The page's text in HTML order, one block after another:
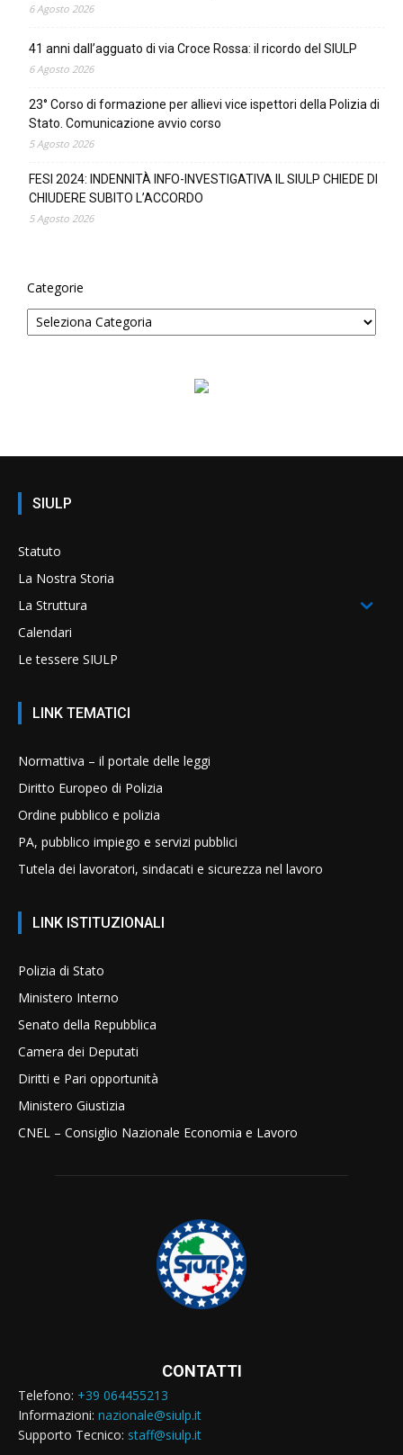
6 Agosto 2026
41 anni dall’agguato di via Croce Rossa: il ricordo del SIULP
6 Agosto 2026
23° Corso di formazione per allievi vice ispettori della Polizia di
Stato. Comunicazione avvio corso
5 Agosto 2026
FESI 2024: INDENNITÀ INFO-INVESTIGATIVA IL SIULP CHIEDE DI
CHIUDERE SUBITO L’ACCORDO
5 Agosto 2026
Categorie
SIULP
Statuto
La Nostra Storia
La Struttura
Calendari
Le tessere SIULP
LINK TEMATICI
Normattiva – il portale delle leggi
Diritto Europeo di Polizia
Ordine pubblico e polizia
PA, pubblico impiego e servizi pubblici
Tutela dei lavoratori, sindacati e sicurezza nel lavoro
LINK ISTITUZIONALI
Polizia di Stato
Ministero Interno
Senato della Repubblica
Camera dei Deputati
Diritti e Pari opportunità
Ministero Giustizia
CNEL – Consiglio Nazionale Economia e Lavoro
CONTATTI
Telefono: +39 064455213
Informazioni: nazionale@siulp.it
Supporto Tecnico: staff@siulp.it